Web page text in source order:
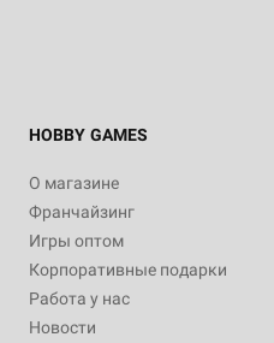
HOBBY GAMES
О магазине
Франчайзинг
Игры оптом
Корпоративные подарки
Работа у нас
Новости